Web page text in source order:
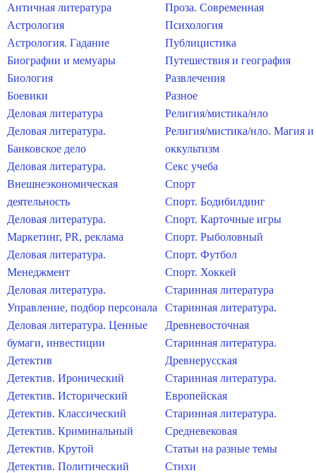
Античная литература
Астрология
Астрология. Гадание
Биографии и мемуары
Биология
Боевики
Деловая литература
Деловая литература.
Банковское дело
Деловая литература.
Внешнеэкономическая
деятельность
Деловая литература.
Маркетинг, PR, реклама
Деловая литература.
Менеджмент
Деловая литература.
Управление, подбор персонала
Деловая литература. Ценные
бумаги, инвестиции
Детектив
Детектив. Иронический
Детектив. Исторический
Детектив. Классический
Детектив. Криминальный
Детектив. Крутой
Детектив. Политический
Проза. Современная
Психология
Публицистика
Путешествия и география
Развлечения
Разное
Религия/мистика/нло
Религия/мистика/нло. Магия и
оккультизм
Секс учеба
Спорт
Спорт. Бодибилдинг
Спорт. Карточные игры
Спорт. Рыболовный
Спорт. Футбол
Спорт. Хоккей
Старинная литература
Старинная литература.
Древневосточная
Старинная литература.
Древнерусская
Старинная литература.
Европейская
Старинная литература.
Средневековая
Статьи на разные темы
Стихи